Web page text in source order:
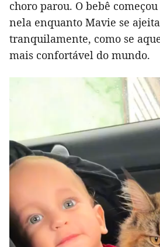
choro parou. O bebê
nela enquanto Mavie se
tranquilamente, como se
mais confortável do mundo.